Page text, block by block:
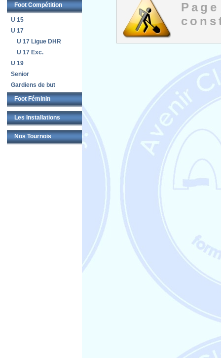
Foot Compétition
U 15
U 17
U 17 Ligue DHR
U 17 Exc.
U 19
Senior
Gardiens de but
Foot Féminin
Les Installations
Nos Tournois